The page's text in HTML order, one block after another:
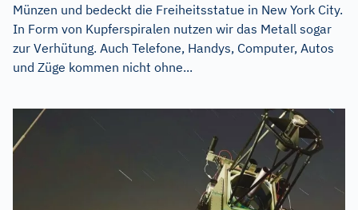
Münzen und bedeckt die Freiheitsstatue in New York City.
In Form von Kupferspiralen nutzen wir das Metall sogar
zur Verhütung. Auch Telefone, Handys, Computer, Autos
und Züge kommen nicht ohne...